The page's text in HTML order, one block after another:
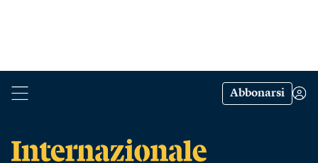
Abbonarsi